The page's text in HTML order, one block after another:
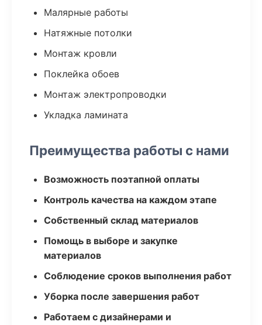
Малярные работы
Натяжные потолки
Монтаж кровли
Поклейка обоев
Монтаж электропроводки
Укладка ламината
Преимущества работы с нами
Возможность поэтапной оплаты
Контроль качества на каждом этапе
Собственный склад материалов
Помощь в выборе и закупке
материалов
Соблюдение сроков выполнения работ
Уборка после завершения работ
Работаем с дизайнерами и